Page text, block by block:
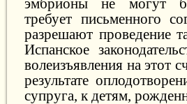
эмбрионы не могут
требует письменного
разрешают проведение
Испанское
волеизъявления на этот
результате
супруга, к детям,